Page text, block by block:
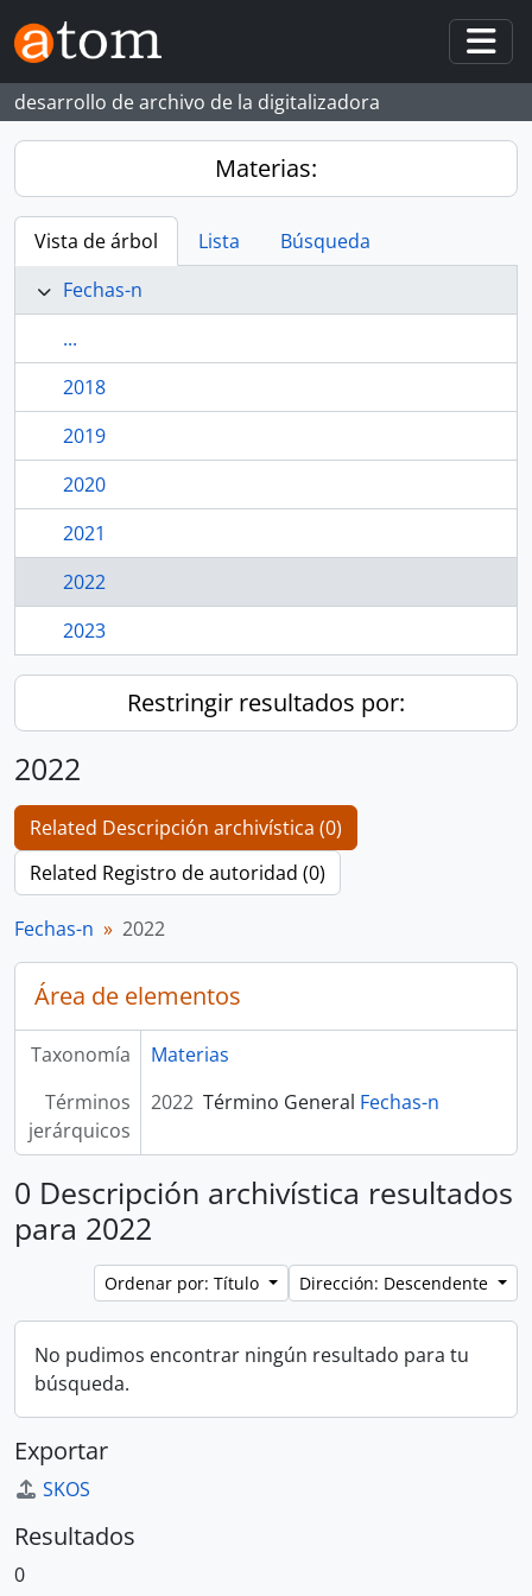
Skip to main content
desarrollo de archivo de la digitalizadora
Materias:
Vista de árbol Lista
Búsqueda
Fechas-n
...
2018
2019
2020
2021
2022
2023
Restringir resultados por:
2022
Related Descripción archivística (0)
Related Registro de autoridad (0)
Fechas-n 2022
Área de elementos
Taxonomía
Materias
Términos
jerárquicos
2022 Término General Fechas-n
0 Descripción archivística resultados
para 2022
Ordenar por: Título Dirección: Descendente
No pudimos encontrar ningún resultado para tu
búsqueda.
Exportar
SKOS
Resultados
0